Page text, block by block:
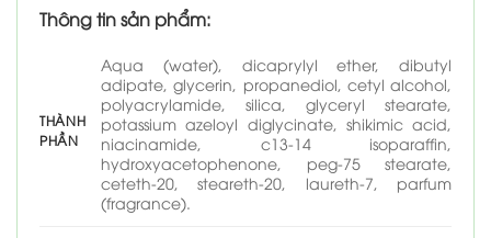
Thông tin sản phẩm:
THÀNH
PHẦN
Aqua (water), dicaprylyl ether, dibutyl
adipate, glycerin, propanediol, cetyl alcohol,
polyacrylamide, silica, glyceryl stearate,
potassium azeloyl diglycinate, shikimic acid,
niacinamide, c13-14 isoparaffin,
hydroxyacetophenone, peg-75 stearate,
ceteth-20, steareth-20, laureth-7, parfum
(fragrance).